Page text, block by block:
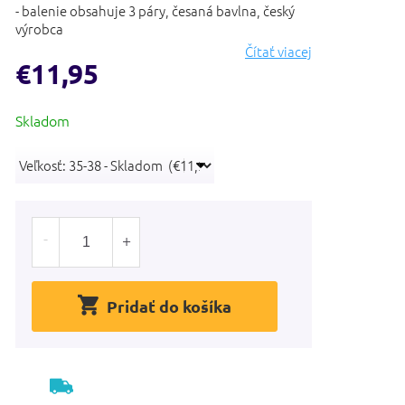
- balenie obsahuje 3 páry, česaná bavlna, český
výrobca
Čítať viacej
€11,95
cena:
Skladom
Pridať do košíka